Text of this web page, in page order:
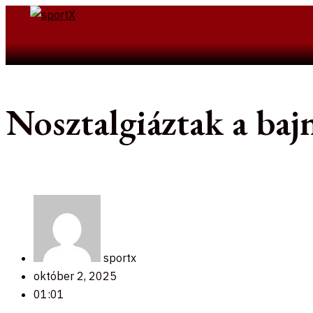
Skip
contentSearch
Nosztalgiáztak a
sportx
október 2, 2025
01:01